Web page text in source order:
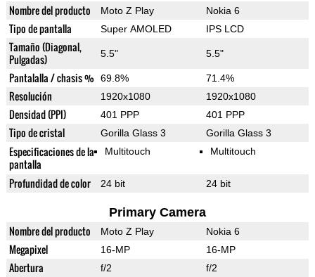
Nombre del producto Moto Z Play Nokia 6
Tipo de pantalla Super AMOLED IPS LCD
Tamaño (Diagonal,
Pulgadas)
5.5" 5.5"
Pantalalla / chasis % 69.8% 71.4%
Resolución 1920x1080 1920x1080
Densidad (PPI) 401 PPP 401 PPP
Tipo de cristal Gorilla Glass 3 Gorilla Glass 3
Especificaciones de la
pantalla
Multitouch Multitouch
Profundidad de color 24 bit 24 bit
Primary Camera
Nombre del producto Moto Z Play Nokia 6
Megapixel 16-MP 16-MP
Abertura f/2 f/2